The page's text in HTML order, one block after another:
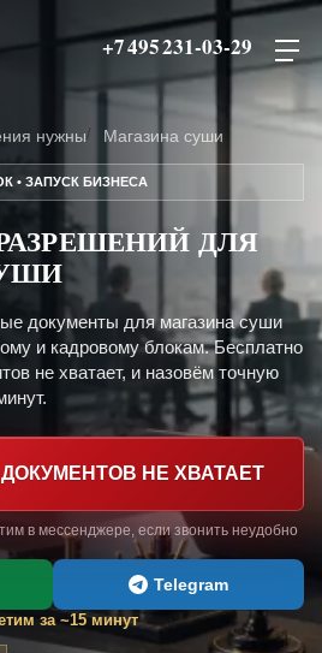
+7 495 231-03-29
нужны Магазина суши
• ЗАПУСК БИЗНЕСА
ДЛЯ
документы для магазина суши
и кадровому блокам. Бесплатно
не хватает, и назовём точную
НЕ ХВАТАЕТ
в мессенджере, если звонить неудобно
Telegram
за ~15 минут